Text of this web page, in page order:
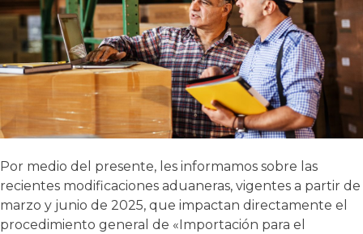
Por medio del presente, les informamos sobre las
recientes modificaciones aduaneras, vigentes a partir de
marzo y junio de 2025, que impactan directamente el
procedimiento general de «Importación para el